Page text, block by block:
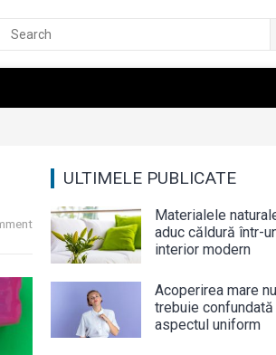
ULTIMELE PUBLICATE
Materialele
aduc căldură într-
interior modern
Acoperirea mare nu
trebuie confundată
aspectul uniform